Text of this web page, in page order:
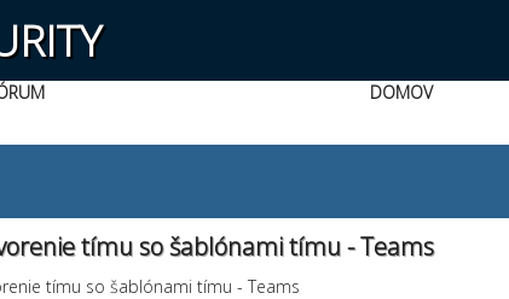
DOMOV
tímu so šablónami tímu - Teams
tímu so šablónami tímu - Teams